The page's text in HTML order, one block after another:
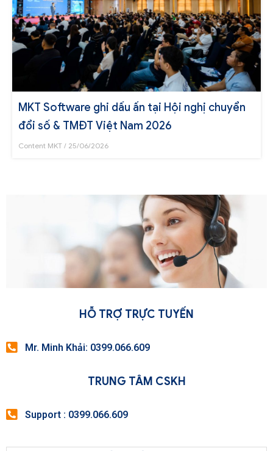
MKT Software ghi dấu ấn tại Hội nghị chuyển
đổi số & TMĐT Việt Nam 2026
Content MKT 25/06/2026
HỖ TRỢ TRỰC TUYẾN
Mr. Minh Khải: 0399.066.609
TRUNG TÂM CSKH
Support : 0399.066.609